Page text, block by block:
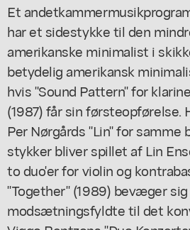
Et
har et sidestykke til den
amerikanske minimalist i
betydelig amerikansk
hvis "Sound Pattern" for
(1987) får sin førsteopførelse.
Per Nørgårds "Lin" for
stykker bliver spillet af Lin
to duo'er for violin og
"Together" (1989) bevæger
modsætningsfyldte til det